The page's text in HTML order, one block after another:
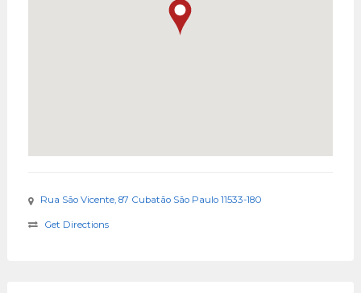
Rua São Vicente, 87 Cubatão São Paulo 11533-180
Get Directions